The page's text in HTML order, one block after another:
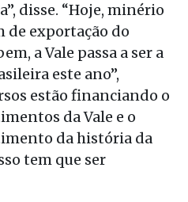
disse. “Hoje, minério
de exportação do
a Vale passa a ser a
este ano”,
estão financiando o
da Vale e o
da história da
tem que ser